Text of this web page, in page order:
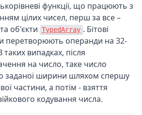
функції, що працюють з
цілих чисел, перш за все –
та об'єкти TypedArray . Бітові
перетворюють операнди на 32-
таких випадках, після
на число, таке число
заданої ширини шляхом спершу
частини, а потім - взяття
кодування числа.